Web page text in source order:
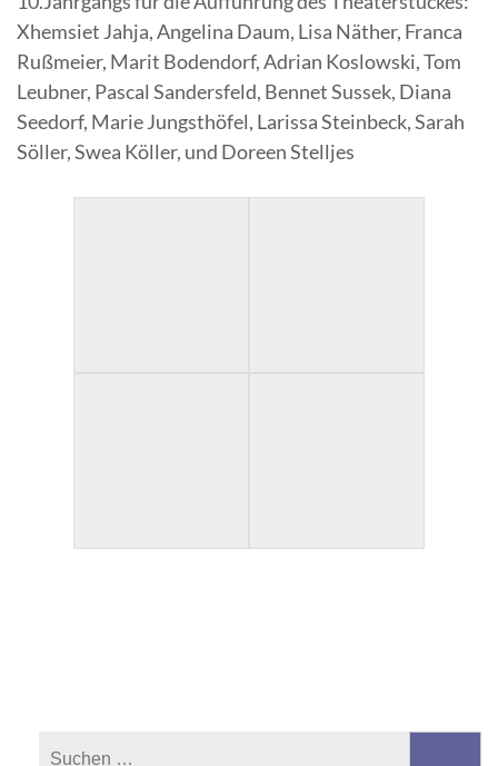
Xhemsiet Jahja, Angelina Daum, Lisa Näther, Franca
Rußmeier, Marit Bodendorf, Adrian Koslowski, Tom
Leubner, Pascal Sandersfeld, Bennet Sussek, Diana
Seedorf, Marie Jungsthöfel, Larissa Steinbeck, Sarah
Söller, Swea Köller, und Doreen Stelljes